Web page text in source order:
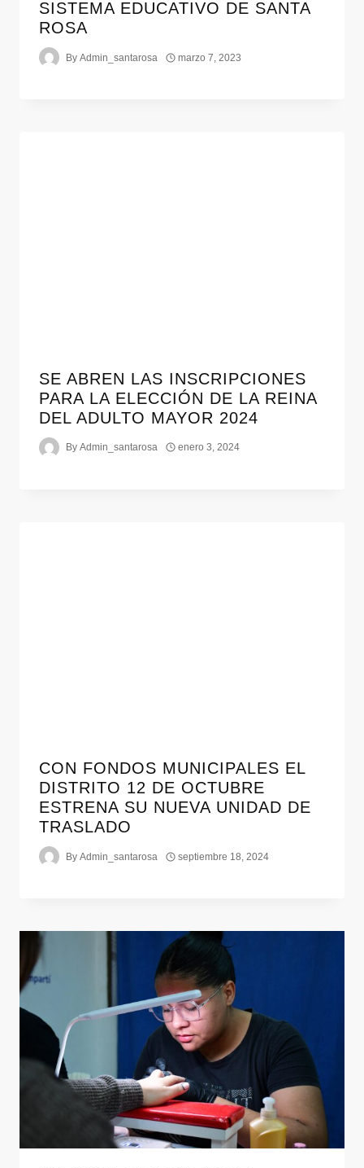
SISTEMA EDUCATIVO DE SANTA
ROSA
By Admin_santarosa marzo 7, 2023
SE ABREN LAS INSCRIPCIONES
PARA LA ELECCIÓN DE LA REINA
DEL ADULTO MAYOR 2024
By Admin_santarosa enero 3, 2024
CON FONDOS MUNICIPALES EL
DISTRITO 12 DE OCTUBRE
ESTRENA SU NUEVA UNIDAD DE
TRASLADO
By Admin_santarosa septiembre 18, 2024